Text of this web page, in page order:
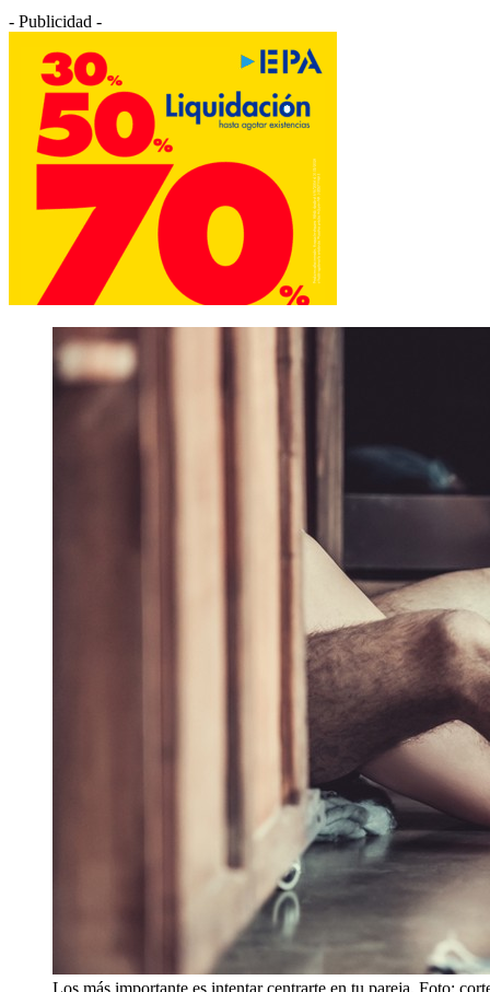
- Publicidad -
Los más importante es intentar centrarte en tu pareja. Foto: